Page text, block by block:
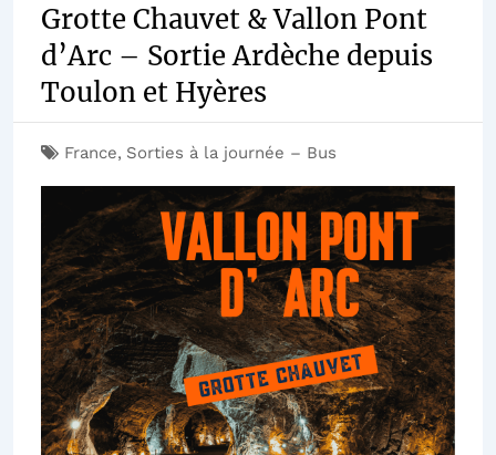
Grotte Chauvet & Vallon Pont
d’Arc – Sortie Ardèche depuis
Toulon et Hyères
France, Sorties à la journée – Bus